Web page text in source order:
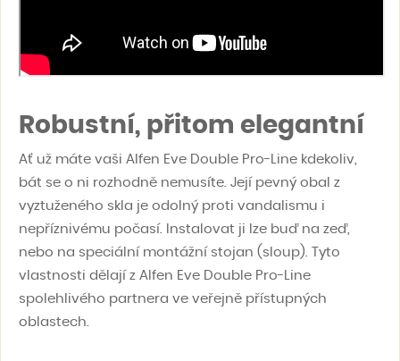
Robustní, přitom elegantní
Ať už máte vaši Alfen Eve Double Pro-Line kdekoliv,
bát se o ni rozhodně nemusíte. Její pevný obal z
vyztuženého skla je odolný proti vandalismu i
nepříznivému počasí. Instalovat ji lze buď na zeď,
nebo na speciální montážní stojan (sloup). Tyto
vlastnosti dělají z Alfen Eve Double Pro-Line
spolehlivého partnera ve veřejně přístupných
oblastech.